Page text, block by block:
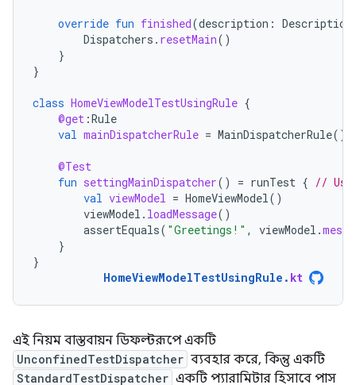
override fun finished(description : Description
Dispatchers . resetMain()
}
}
class HomeViewModelTestUsingRule {
@get :Rule
val mainDispatcherRule = MainDispatcherRule()
@Test
fun settingMainDispatcher() = runTest { //
val viewModel = HomeViewModel()
viewModel . loadMessage()
assertEquals( "Greetings!" , viewModel .
}
}
HomeViewModelTestUsingRule . kt
এই নিয়ম বাস্তবায়ন ডিফল্টরূপে একটি
UnconfinedTestDispatcher ব্যবহার করে, কিন্তু একটি
StandardTestDispatcher একটি প্যারামিটার হিসাবে পাস